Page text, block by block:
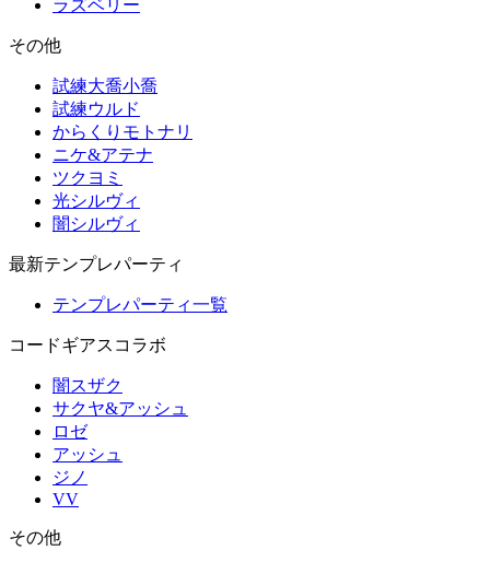
ラズベリー
その他
試練大喬小喬
試練ウルド
からくりモトナリ
ニケ&アテナ
ツクヨミ
光シルヴィ
闇シルヴィ
最新テンプレパーティ
テンプレパーティ一覧
コードギアスコラボ
闇スザク
サクヤ&アッシュ
ロゼ
アッシュ
ジノ
VV
その他